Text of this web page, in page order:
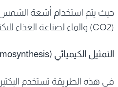
حيث يتم استخدام أشعة الشمس
(CO2) والماء لصناعة الغذاء للبكتيريا.
التمثيل الكيميائي (Chemosynthesis)
في هذه الطريقة تستخدم